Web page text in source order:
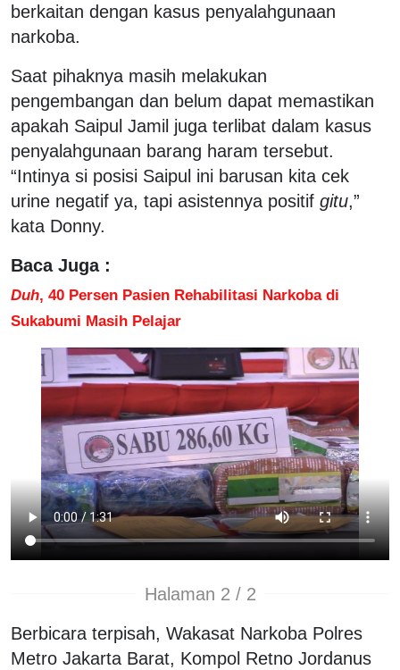
berkaitan dengan kasus penyalahgunaan
narkoba.
Saat pihaknya masih melakukan
pengembangan dan belum dapat memastikan
apakah Saipul Jamil juga terlibat dalam kasus
penyalahgunaan barang haram tersebut.
“Intinya si posisi Saipul ini barusan kita cek
urine negatif ya, tapi asistennya positif gitu,”
kata Donny.
Baca Juga :
Duh, 40 Persen Pasien Rehabilitasi Narkoba di
Sukabumi Masih Pelajar
Halaman 2 / 2
Berbicara terpisah, Wakasat Narkoba Polres
Metro Jakarta Barat, Kompol Retno Jordanus